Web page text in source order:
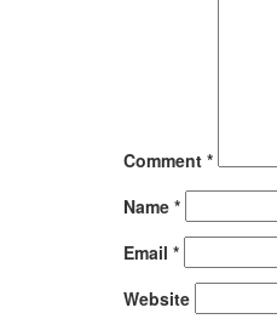
Comment *
Name *
Email *
Website